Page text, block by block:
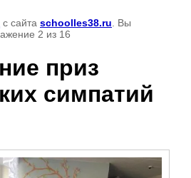
с сайта schoolles38.ru . Вы
2 из 16
приз
симпатий